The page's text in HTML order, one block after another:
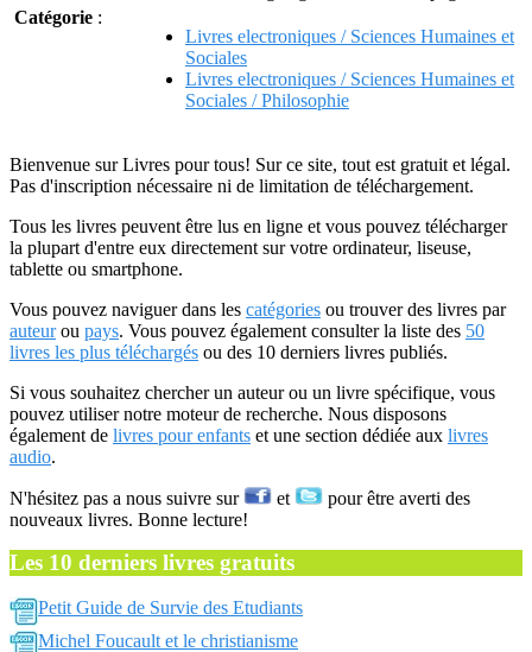
Catégorie :
Livres electroniques / Sciences Humaines et
Sociales
Livres electroniques / Sciences Humaines et
Sociales / Philosophie
Bienvenue sur Livres pour tous! Sur ce site, tout est gratuit et légal.
Pas d'inscription nécessaire ni de limitation de téléchargement.
Tous les livres peuvent être lus en ligne et vous pouvez télécharger
la plupart d'entre eux directement sur votre ordinateur, liseuse,
tablette ou smartphone.
Vous pouvez naviguer dans les catégories ou trouver des livres par
auteurou pays. Vous pouvez également consulter la liste des 50
livres les plus téléchargés ou des 10 derniers livres publiés.
Si vous souhaitez chercher un auteur ou un livre spécifique, vous
pouvez utiliser notre moteur de recherche. Nous disposons
également de livres pour enfants et une section dédiée aux livres
audio.
N'hésitez pas a nous suivre sur et
pour être averti des
nouveaux livres. Bonne lecture!
Les 10 derniers livres gratuits
Petit Guide de Survie des Etudiants
Michel Foucault et le christianisme